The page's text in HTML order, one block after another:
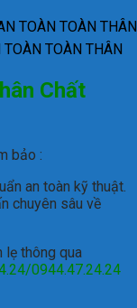
TOÀN THÂN
Chất
bảo :
an toàn kỹ thuật.
chuyên sâu về
lẹ thông qua
0944.47.24.24